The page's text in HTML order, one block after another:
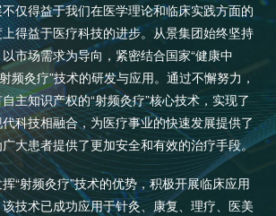
仅得益于我们在医学理论和临床实践方面的
得益于医疗科技的进步。从景集团始终坚持
市场需求为导向，紧密结合国家“健康中
频灸疗”技术的研发与应用。通过不懈努力，
主知识产权的“射频灸疗”核心技术，实现了
科技相融合，为医疗事业的快速发展提供了
大患者提供了更加安全和有效的治疗手段。
“射频灸疗”技术的优势，积极开展临床应用
技术已成功应用于针灸、康复、理疗、医美